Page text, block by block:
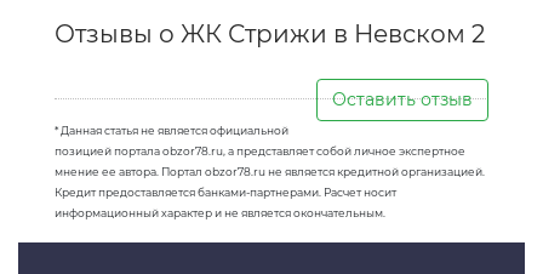
Отзывы о ЖК Стрижи в Невском 2
Оставить отзыв
* Данная статья не является официальной
позицией портала obzor78.ru, а представляет собой личное экспертное
мнение ее автора. Портал obzor78.ru не является кредитной организацией.
Кредит предоставляется банками-партнерами. Расчет носит
информационный характер и не является окончательным.